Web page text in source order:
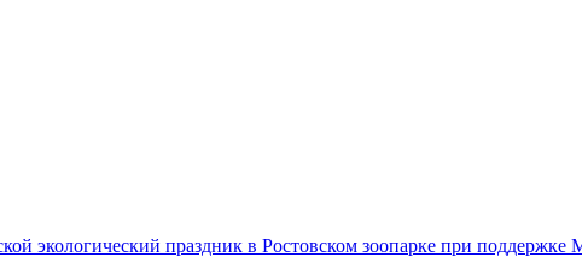
экологический праздник в Ростовском зоопарке при